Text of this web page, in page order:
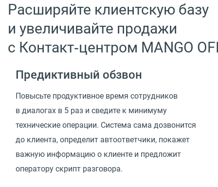
Расширяйте клиентскую базу
и увеличивайте продажи
с Контакт‑центром MANGO
Предиктивный обзвон
Повысьте продуктивное время сотрудников
в диалогах в 5 раз и сведите к минимуму
технические операции. Система сама дозвонится
до клиента, определит автоответчики, покажет
важную информацию о клиенте и предложит
оператору скрипт разговора.